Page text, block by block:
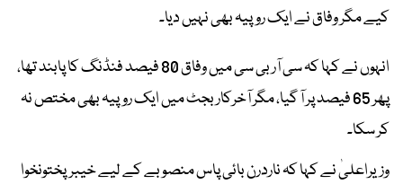
کیے مگر وفاق نے ایک روپیہ بھی نہیں دیا۔
انہوں نے کہا کہ سی آر بی سی میں وفاق 80 فیصد فنڈنگ کا پابند تھا،
پھر 65 فیصد پر آ گیا، مگر آخرکار بجٹ میں ایک روپیہ بھی مختص نہ
کر سکا۔
وزیراعلیٰ نے کہا کہ ناردرن بائی پاس منصوبے کے لیے خیبرپختونخوا